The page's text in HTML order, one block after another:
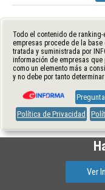
Todo el contenido de
empresas procede de la base
tratada y suministrada por
información de empresas
como un elemento más a
y no debe por tanto
Política de Privacidad
Ver